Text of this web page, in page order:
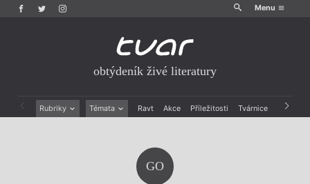
Menu
obtýdeník živé literatury
Rubriky Témata Ravt Akce Příležitosti Tvárnice Archiv
GO